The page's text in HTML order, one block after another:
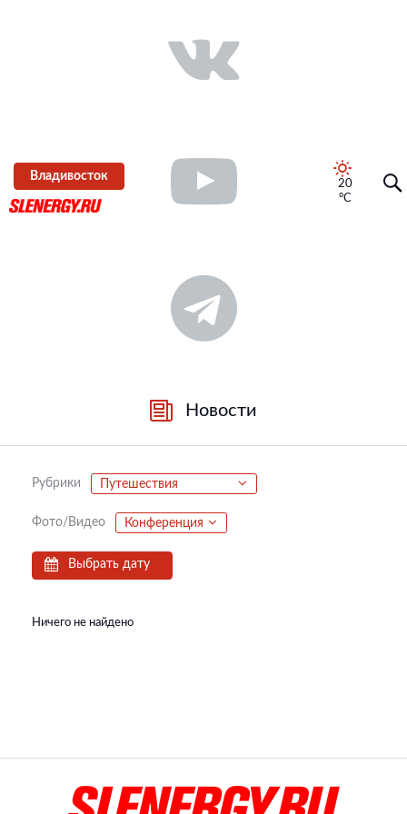
Владивосток
20
°C
Новости
Рубрики Путешествия
Фото/Видео Конференция
Выбрать дату
Ничего не найдено